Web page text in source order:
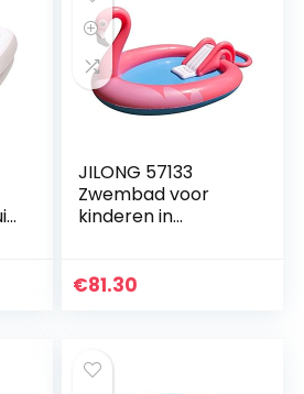
JILONG 57133
Zwembad voor
kinderen in
en comfortabel,
€81.30